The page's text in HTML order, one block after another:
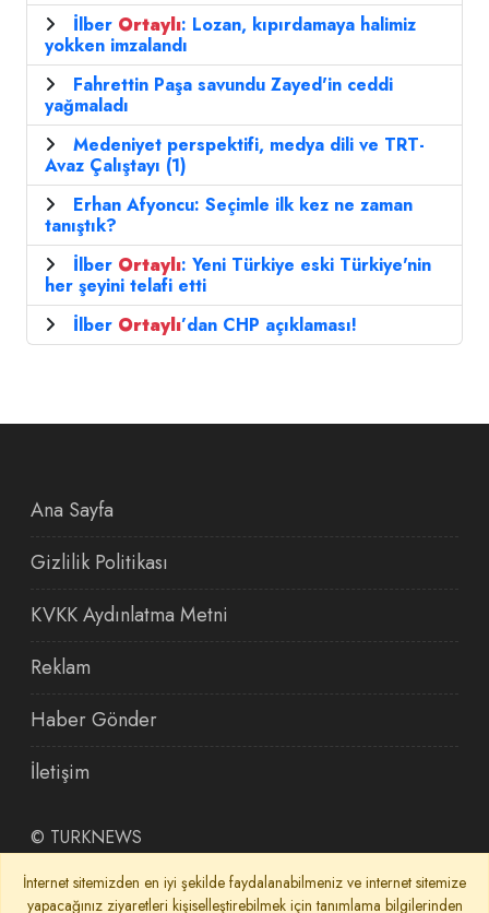
İlber Ortaylı: Lozan, kıpırdamaya halimiz
yokken imzalandı
Fahrettin Paşa savundu Zayed'in ceddi
yağmaladı
Medeniyet perspektifi, medya dili ve TRT-
Avaz Çalıştayı (1)
Erhan Afyoncu: Seçimle ilk kez ne zaman
tanıştık?
İlber Ortaylı: Yeni Türkiye eski Türkiye'nin
her şeyini telafi etti
İlber Ortaylı’dan CHP açıklaması!
Ana Sayfa
Gizlilik Politikası
KVKK Aydınlatma Metni
Reklam
Haber Gönder
İletişim
© TURKNEWS
İnternet sitemizden en iyi şekilde faydalanabilmeniz ve internet sitemize
yapacağınız ziyaretleri kişiselleştirebilmek için tanımlama bilgilerinden